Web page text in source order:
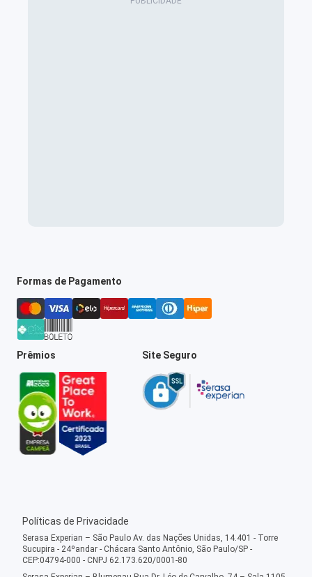
Formas de Pagamento
Prêmios Site Seguro
Políticas de Privacidade
Serasa Experian – São Paulo Av. das Nações Unidas, 14.401 - Torre
Sucupira - 24ºandar - Chácara Santo Antônio, São Paulo/SP -
CEP:04794-000 - CNPJ 62.173.620/0001-80